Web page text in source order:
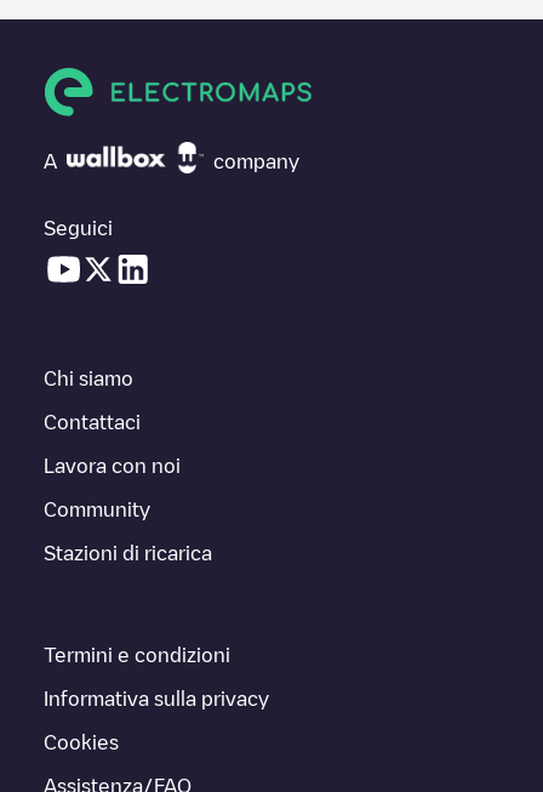
A company
Seguici
Chi siamo
Contattaci
Lavora con noi
Community
Stazioni di ricarica
Termini e condizioni
Informativa sulla privacy
Cookies
Assistenza/FAQ